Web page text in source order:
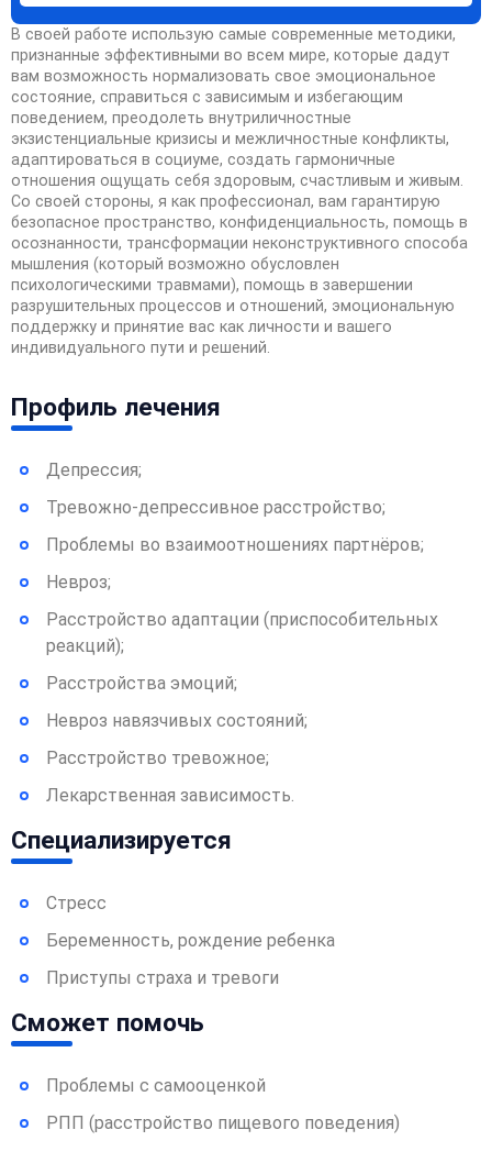
В своей работе использую самые современные методики,
признанные эффективными во всем мире, которые дадут
вам возможность нормализовать свое эмоциональное
состояние, справиться с зависимым и избегающим
поведением, преодолеть внутриличностные
экзистенциальные кризисы и межличностные конфликты,
адаптироваться в социуме, создать гармоничные
отношения ощущать себя здоровым, счастливым и живым.
Со своей стороны, я как профессионал, вам гарантирую
безопасное пространство, конфиденциальность, помощь в
осознанности, трансформации неконструктивного способа
мышления (который возможно обусловлен
психологическими травмами), помощь в завершении
разрушительных процессов и отношений, эмоциональную
поддержку и принятие вас как личности и вашего
индивидуального пути и решений.
Профиль лечения
Депрессия;
Тревожно-депрессивное расстройство;
Проблемы во взаимоотношениях партнёров;
Невроз;
Расстройство адаптации (приспособительных
реакций);
Расстройства эмоций;
Невроз навязчивых состояний;
Расстройство тревожное;
Лекарственная зависимость.
Специализируется
Стресс
Беременность, рождение ребенка
Приступы страха и тревоги
Сможет помочь
Проблемы с самооценкой
РПП (расстройство пищевого поведения)